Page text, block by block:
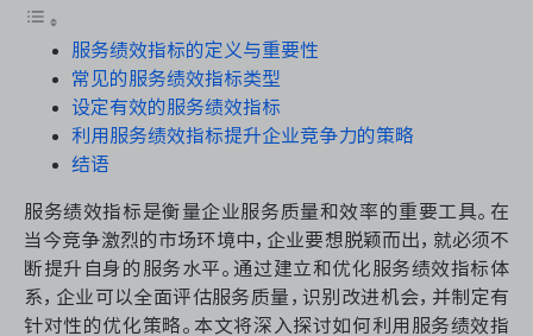
测试管理
研发效能管理
资源和工时管理
服务台和工单管理
服务绩效指标的定义与重要性
常见的服务绩效指标类型
设定有效的服务绩效指标
利用服务绩效指标提升企业竞争力的策略
结语
服务绩效指标是衡量企业服务质量和效率的重要工具。在
当今竞争激烈的市场环境中，企业要想脱颖而出，就必须不
断提升自身的服务水平。通过建立和优化服务绩效指标体
系，企业可以全面评估服务质量，识别改进机会，并制定有
针对性的优化策略。本文将深入探讨如何利用服务绩效指